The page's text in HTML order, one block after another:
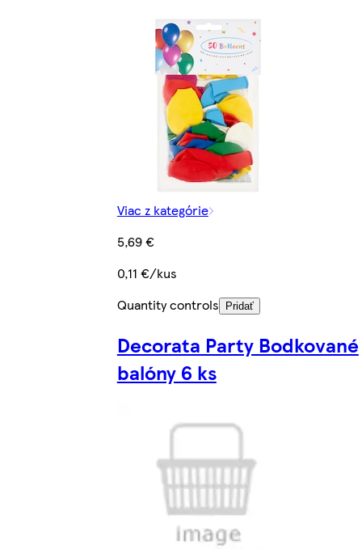
Viac z kategórie
5,69 €
0,11 €/kus
Quantity controls
Pridať
Decorata Party Bodkované
balóny 6 ks